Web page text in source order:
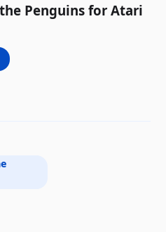
Penguins for Atari